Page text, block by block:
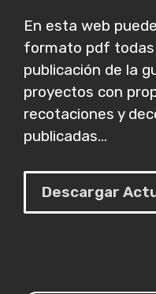
En esta web
formato pdf todas
publicación de la
proyectos con
recotaciones y
publicadas...
Descargar